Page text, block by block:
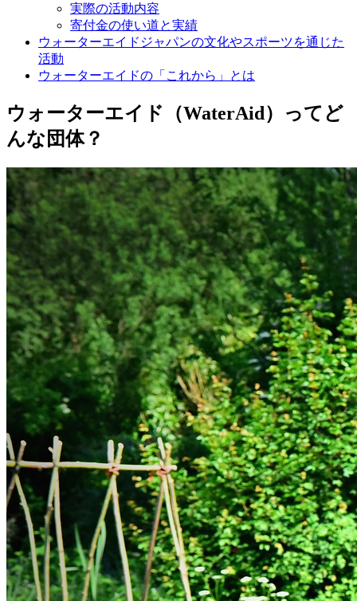
実際の活動内容
寄付金の使い道と実績
ウォーターエイドジャパンの文化やスポーツを通じた
活動
ウォーターエイドの「これから」とは
ウォーターエイド（WaterAid）ってど
んな団体？